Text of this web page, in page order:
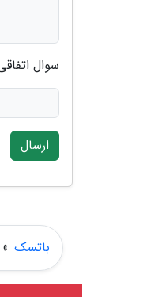
سوال
ارسال
باتسک »